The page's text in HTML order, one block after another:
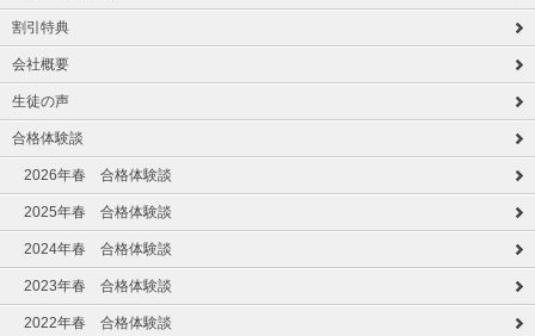
割引特典
会社概要
生徒の声
合格体験談
2026年春 合格体験談
2025年春 合格体験談
2024年春 合格体験談
2023年春 合格体験談
2022年春 合格体験談